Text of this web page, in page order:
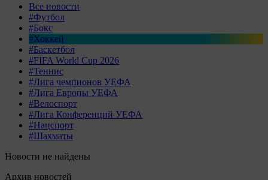
Все новости
#Футбол
#Бокс
#Хоккей
#Баскетбол
#FIFA World Cup 2026
#Теннис
#Лига чемпионов УЕФА
#Лига Европы УЕФА
#Велоспорт
#Лига Конференций УЕФА
#Нацспорт
#Шахматы
Новости не найдены
Архив новостей